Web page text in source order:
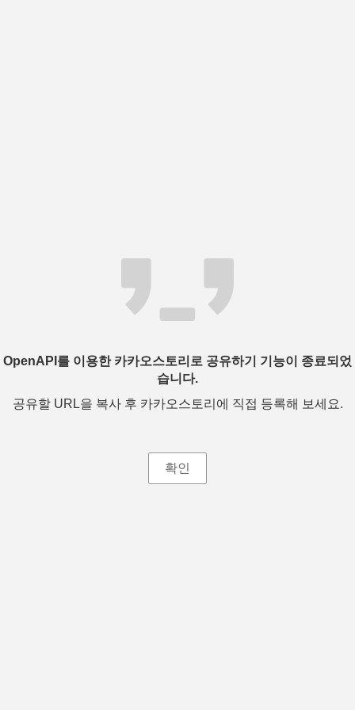
OpenAPI를 이용한 카카오스토리로 공유하기 기능이 종료되었
습니다.
공유할 URL을 복사 후 카카오스토리에 직접 등록해 보세요.
확인